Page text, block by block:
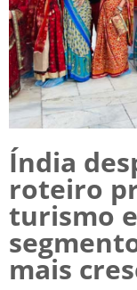
Índia
roteiro
turismo
mais